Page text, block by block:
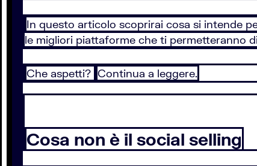
In questo articolo scoprirai cosa si intende
le migliori piattaforme che ti permetteranno
Che aspetti? Continua a leggere.
Cosa non è il social selling